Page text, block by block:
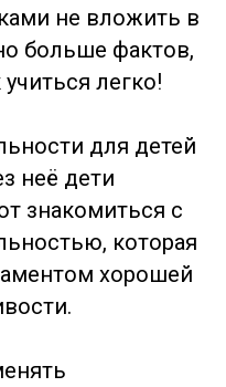
не вложить в
больше фактов,
легко!
для детей
неё дети
знакомиться с
которая
хорошей